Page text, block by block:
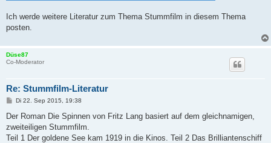
Ich werde weitere Literatur zum Thema Stummfilm in diesem Thema
posten.
Düse87
Co-Moderator
Re: Stummfilm-Literatur
B
i
r
a
Di 22. Sep 2015, 19:38
Der Roman Die Spinnen von Fritz Lang basiert auf dem gleichnamigen,
zweiteiligen Stummfilm.
Teil 1 Der goldene See kam 1919 in die Kinos. Teil 2 Das Brilliantenschiff